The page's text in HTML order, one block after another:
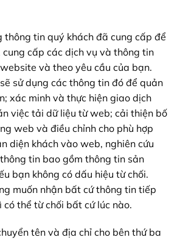
thông tin quý khách đã cung cấp để
cấp các dịch vụ và thông tin
và theo yêu cầu của bạn.
sử dụng các thông tin đó để quản
xác minh và thực hiện giao dịch
việc tải dữ liệu từ web; cải thiện bố
web và điều chỉnh cho phù hợp
diện khách vào web, nghiên cứu
tin bao gồm thông tin sản
bạn không có dấu hiệu từ chối.
muốn nhận bất cứ thông tin tiếp
thể từ chối bất cứ lúc nào.
tên và địa chỉ cho bên thứ ba